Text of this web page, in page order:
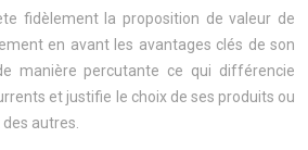
fidèlement la proposition de valeur de
en avant les avantages clés de son
manière percutante ce qui différencie
et justifie le choix de ses produits ou
autres.